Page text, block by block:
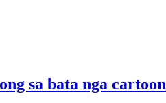
sa bata nga cartoon